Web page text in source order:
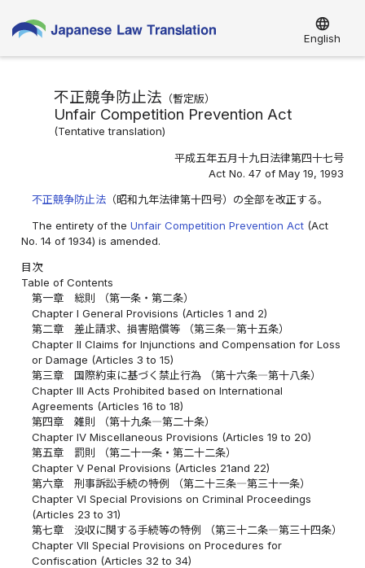
language
English
不正競争防止法 （暫定版）
Unfair Competition Prevention Act
(Tentative translation)
平成五年五月十九日法律第四十七号
Act No. 47 of May 19, 1993
不正競争防止法 （昭和九年法律第十四号）の全部を改正する。
The entirety of theUnfair Competition Prevention Act (Act
No. 14 of 1934) is amended.
目次
Table of Contents
第一章 総則 （第一条・第二条）
Chapter I General Provisions (Articles 1 and 2)
第二章 差止請求、損害賠償等 （第三条―第十五条）
Chapter II Claims for Injunctions and Compensation for Loss
or Damage (Articles 3 to 15)
第三章 国際約束に基づく禁止行為 （第十六条―第十八条）
Chapter III Acts Prohibited based on International
Agreements (Articles 16 to 18)
第四章 雑則 （第十九条―第二十条）
Chapter IV Miscellaneous Provisions (Articles 19 to 20)
第五章 罰則 （第二十一条・第二十二条）
Chapter V Penal Provisions (Articles 21and 22)
第六章 刑事訴訟手続の特例 （第二十三条―第三十一条）
Chapter VI Special Provisions on Criminal Proceedings
(Articles 23 to 31)
第七章 没収に関する手続等の特例 （第三十二条―第三十四条）
Chapter VII Special Provisions on Procedures for
Confiscation (Articles 32 to 34)